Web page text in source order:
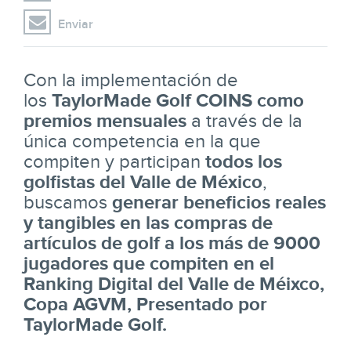
Enviar
Con la implementación de
los TaylorMade Golf COINS como
premios mensuales a través de la
única competencia en la que
compiten y participan todos los
golfistas del Valle de México,
buscamos generar beneficios reales
y tangibles en las compras de
artículos de golf a los más de 9000
jugadores que compiten en el
Ranking Digital del Valle de Méixco,
Copa AGVM, Presentado por
TaylorMade Golf.